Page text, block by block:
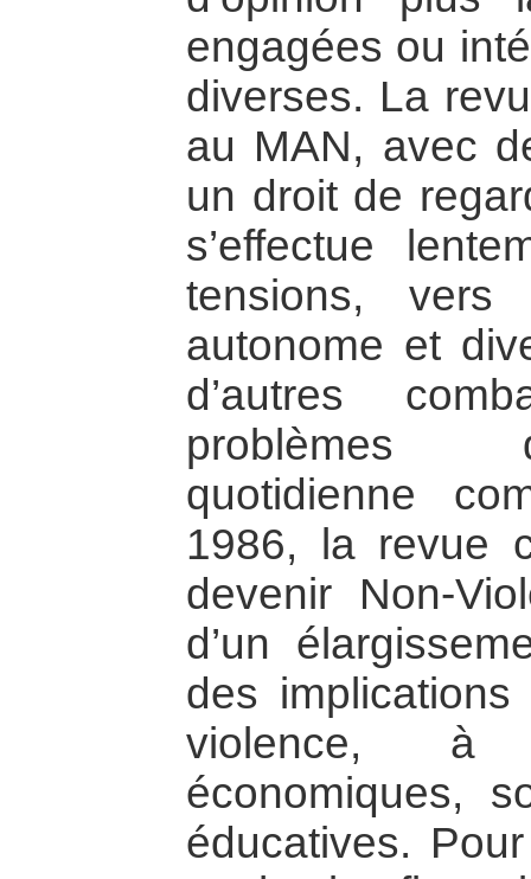
engagées ou
diverses. La
au MAN, avec
un droit de
s’effectue
tensions,
autonome et
d’autres
problèmes
quotidienne
1986, la revue
devenir Non-
d’un
des
violence, à
économiques,
éducatives.